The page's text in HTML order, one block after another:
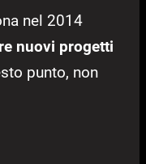
nel 2014
nuovi progetti
punto, non